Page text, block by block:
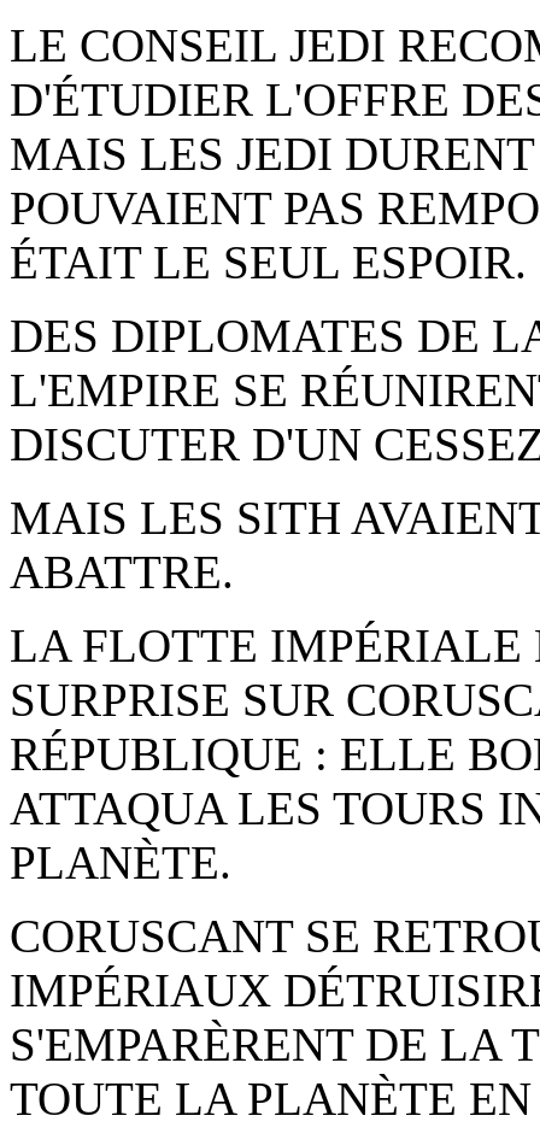
LE CONSEIL JEDI
D'ÉTUDIER L'OFFRE
MAIS LES JEDI
POUVAIENT PAS
ÉTAIT LE SEUL ESPOIR.
DES DIPLOMATES DE
L'EMPIRE SE
DISCUTER D'UN
MAIS LES SITH
ABATTRE.
LA FLOTTE IMPÉRIALE
SURPRISE SUR
RÉPUBLIQUE : ELLE
ATTAQUA LES TOURS
PLANÈTE.
CORUSCANT SE
IMPÉRIAUX
S'EMPARÈRENT DE LA
TOUTE LA PLANÈTE